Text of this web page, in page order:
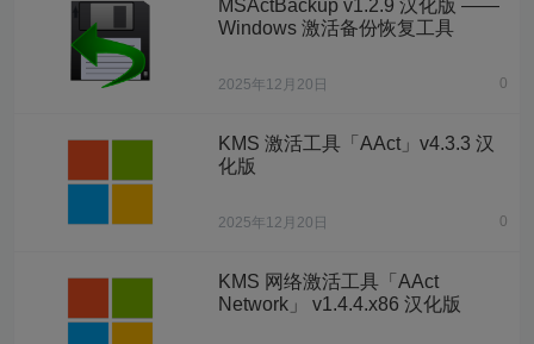
MSActBackup v1.2.9 汉化版 ——
Windows 激活备份恢复工具
2025年12月20日 0
KMS 激活工具「AAct」v4.3.3 汉
化版
2025年12月20日 0
KMS 网络激活工具「AAct
Network」 v1.4.4.x86 汉化版